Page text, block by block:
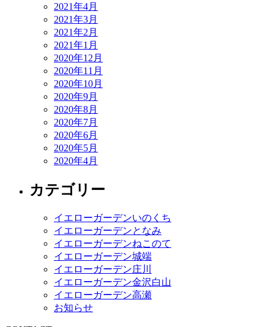
2021年4月
2021年3月
2021年2月
2021年1月
2020年12月
2020年11月
2020年10月
2020年9月
2020年8月
2020年7月
2020年6月
2020年5月
2020年4月
カテゴリー
イエローガーデンいのくち
イエローガーデンとなみ
イエローガーデンねこのて
イエローガーデン城端
イエローガーデン庄川
イエローガーデン金沢白山
イエローガーデン高瀬
お知らせ